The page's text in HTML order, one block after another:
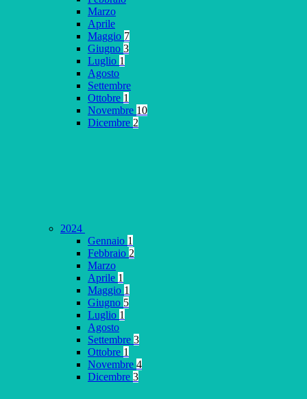
Marzo
Aprile
Maggio 7
Giugno 3
Luglio 1
Agosto
Settembre
Ottobre 1
Novembre 10
Dicembre 2
2024
Gennaio 1
Febbraio 2
Marzo
Aprile 1
Maggio 1
Giugno 5
Luglio 1
Agosto
Settembre 3
Ottobre 1
Novembre 4
Dicembre 3